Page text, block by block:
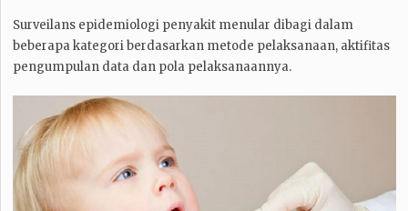
Surveilans epidemiologi penyakit menular dibagi dalam
beberapa kategori berdasarkan metode pelaksanaan, aktifitas
pengumpulan data dan pola pelaksanaannya.